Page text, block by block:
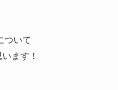
ついて
ます！